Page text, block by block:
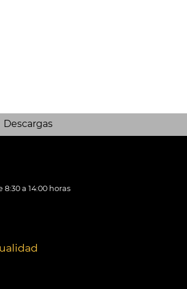
Descargas
8:30 a 14:00 horas